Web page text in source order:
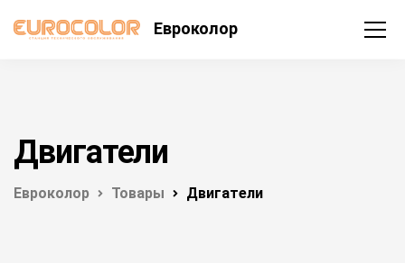
Евроколор
Двигатели
Евроколор Товары Двигатели